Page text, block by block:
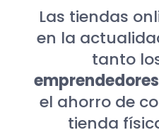
Las tiendas
en la
tanto
emprendedores
el ahorro de
tienda